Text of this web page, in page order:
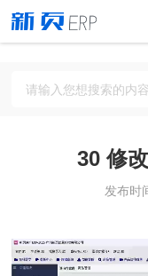
30 修
发布时